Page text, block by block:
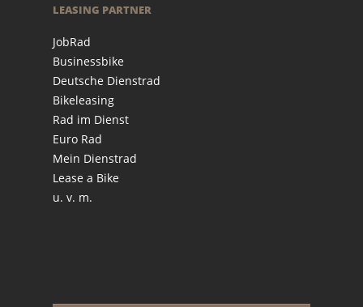
LEASING PARTNER
JobRad
Businessbike
Deutsche Dienstrad
Bikeleasing
Rad im Dienst
Euro Rad
Mein Dienstrad
Lease a Bike
u. v. m.